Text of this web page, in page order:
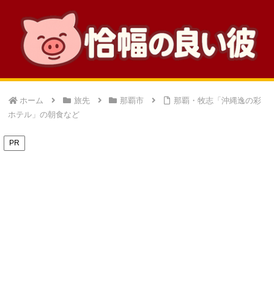
ホーム 旅先 那覇市
那覇・牧志「沖縄逸の彩
ホテル」の朝食など
PR